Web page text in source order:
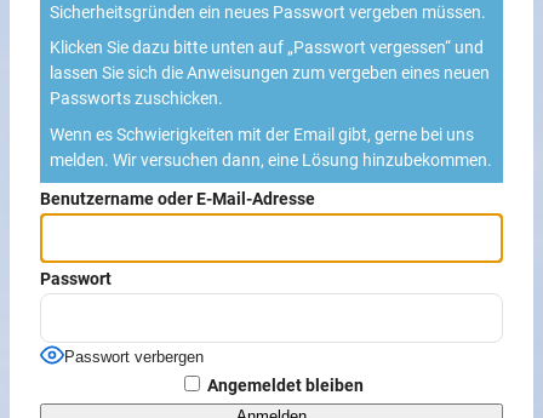
Sicherheitsgründen ein neues Passwort vergeben müssen.
Klicken Sie dazu bitte unten auf „Passwort vergessen“ und
lassen Sie sich die Anweisungen zum vergeben eines neuen
Passworts zuschicken.
Wenn es Schwierigkeiten mit der Email gibt, gerne bei uns
melden. Wir versuchen dann, eine Lösung hinzubekommen.
Benutzername oder E-Mail-Adresse
Passwort
Passwort verbergen
Angemeldet bleiben